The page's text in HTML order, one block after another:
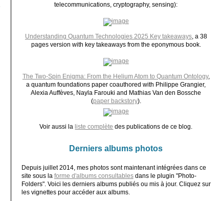
telecommunications, cryptography, sensing):
Understanding Quantum Technologies 2025 Key takeaways, a 38
pages version with key takeaways from the eponymous book.
The Two-Spin Enigma: From the Helium Atom to Quantum Ontology,
a quantum foundations paper coauthored with Philippe Grangier,
Alexia Auffèves, Nayla Farouki and Mathias Van den Bossche
(paper backstory).
Voir aussi la liste complète des publications de ce blog.
Derniers albums photos
Depuis juillet 2014, mes photos sont maintenant intégrées dans ce
site sous la forme d'albums consultablesdans le plugin "Photo-
Folders". Voici les derniers albums publiés ou mis à jour. Cliquez sur
les vignettes pour accéder aux albums.